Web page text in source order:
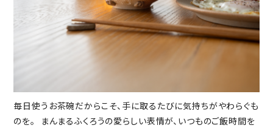
毎日使うお茶碗だからこそ、手に取るたびに気持ちがやわらぐも
のを。 まんまるふくろうの愛らしい表情が、いつものご飯時間を